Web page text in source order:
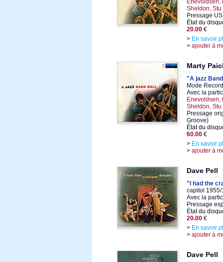
Enevoldsen,
Sheldon,
Pressage
État du
20.00 €
> En savoir
> ajouter à
Marty
"A jazz
Mode
Avec la
Enevoldsen,
Sheldon,
Pressage
Groove)
État du
60.00 €
> En savoir
> ajouter à
Dave Pell
"I had the
capitol 1955/
Avec la
Pressage
État du
20.00 €
> En savoir
> ajouter à
Dave Pell